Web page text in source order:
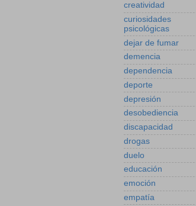
creatividad
curiosidades
psicológicas
dejar de fumar
demencia
dependencia
deporte
depresión
desobediencia
discapacidad
drogas
duelo
educación
emoción
empatía